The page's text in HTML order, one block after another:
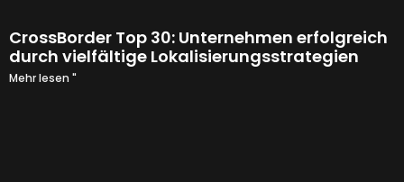
CrossBorder Top 30: Unternehmen erfolgreich
durch vielfältige Lokalisierungsstrategien
Mehr lesen "